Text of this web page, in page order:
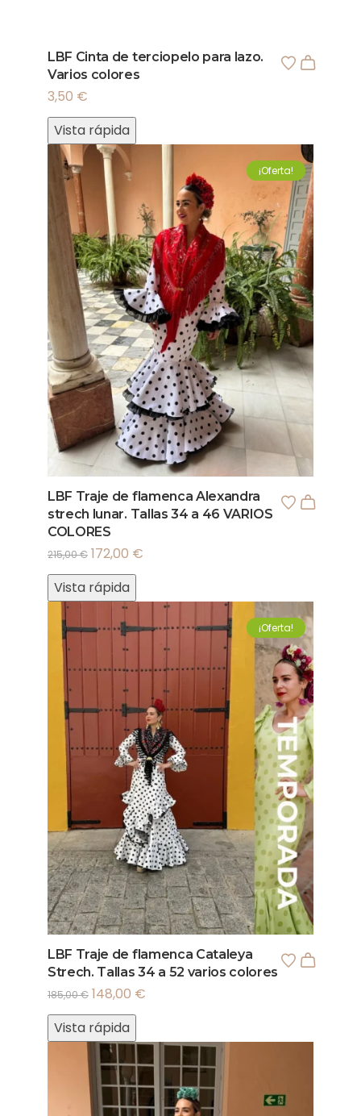
LBF Cinta de terciopelo para lazo.
Varios colores
3,50 €
Vista rápida
¡Oferta!
LBF Traje de flamenca Alexandra
strech lunar. Tallas 34 a 46 VARIOS
COLORES
215,00€ 172,00 €
Vista rápida
¡Oferta!
LBF Traje de flamenca Cataleya
Strech. Tallas 34 a 52 varios colores
185,00€ 148,00 €
Vista rápida